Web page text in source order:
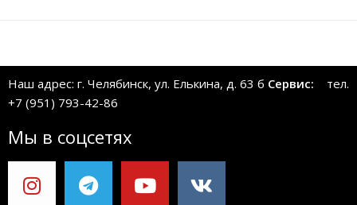
Наш адрес: г. Челябинск, ул. Елькина, д. 63 б Сервис: тел.
+7 (951) 793-42-86
Мы в соцсетях